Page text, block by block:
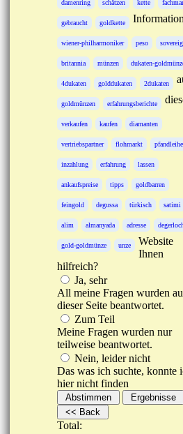
damenring schätzen kette
gebraucht goldkette
wiener-philharmoniker peso
britannia münzen dukaten-
4dukaten golddukaten 2dukaten
goldmünzen erfahrungsberichte
verkaufen kaufen diamanten
vertriebspartner flohmarkt
inzahlung erfahrung lassen
ankaufspreise tipps goldbarren
feingold degussa türkisch satimi
alim almanyada adresse
gold-goldmünze unze
Website
Ihnen
hilfreich?
Ja, sehr
All meine Fragen wurden
dieser Seite beantwortet.
Zum Teil
Meine Fragen wurden nur
teilweise beantwortet.
Nein, leider nicht
Das was ich suchte, konnte
hier nicht finden
Total: